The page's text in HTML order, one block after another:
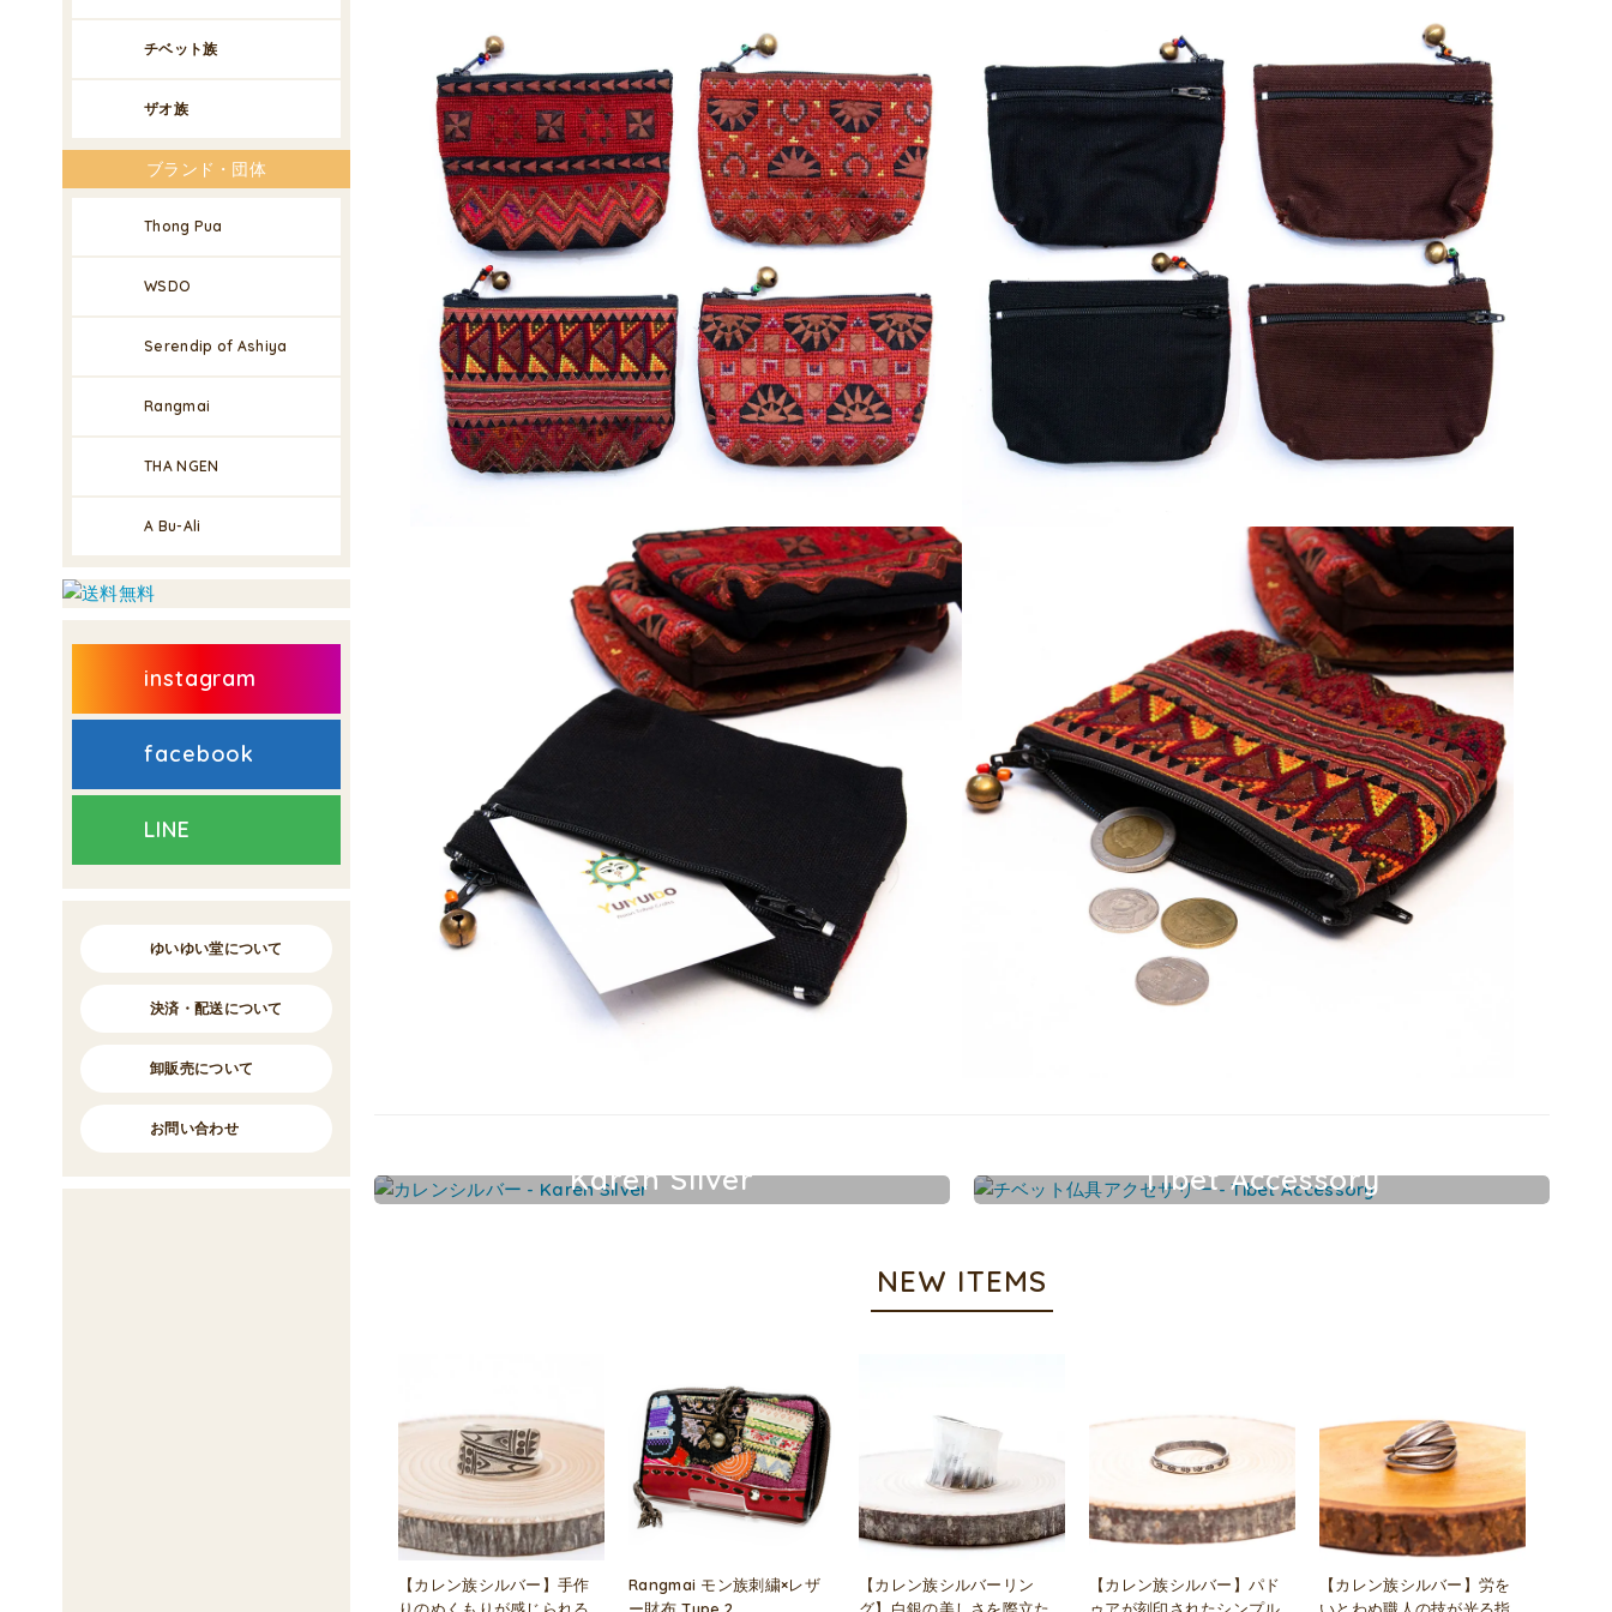
Karen Silver Tibet Accessory
NEW ITEMS
【カレン族シルバー】手作
Rangmai モン族刺繍×レザ
【カレン族シルバーリン
【カレン族シルバー】パド
【カレン族シルバー】労を
チベット族
ザオ族
ブランド・団体
Thong Pua
WSDO
Serendip of Ashiya
Rangmai
THA NGEN
A Bu-Ali
instagram
facebook
LINE
ゆいゆい堂について
決済・配送について
卸販売について
お問い合わせ